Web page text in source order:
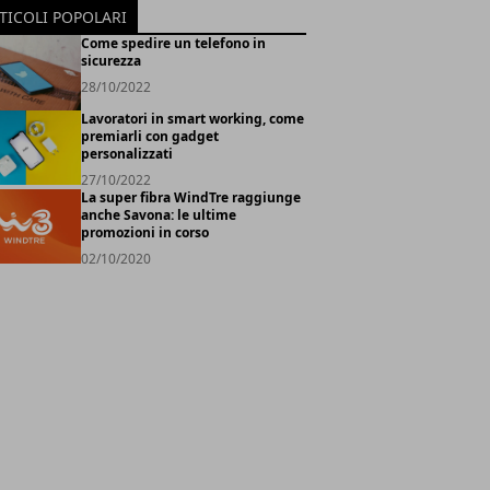
POPOLARI
Come spedire un telefono in
sicurezza
28/10/2022
Lavoratori in smart working, come
premiarli con gadget
personalizzati
27/10/2022
La super fibra WindTre raggiunge
anche Savona: le ultime
promozioni in corso
02/10/2020